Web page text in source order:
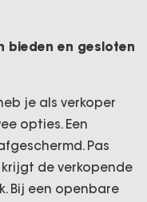
bieden en gesloten
je als verkoper
opties. Een
Pas
de verkopende
Bij een openbare